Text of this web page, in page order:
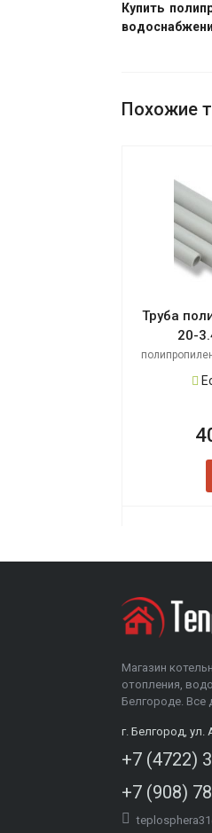
Купить
Похожие
Труба
20-
Магазин
отопления,
Белгороде. Все
г. Белгород, ул.
+7 (4722)
+7 (908)